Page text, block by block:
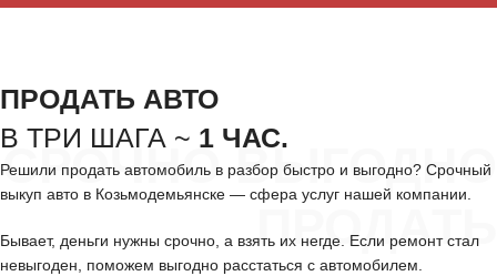
СРОЧНО ВЫГОДНО
ПРОДАТЬ
ПРОДАТЬ АВТО
В ТРИ ШАГА ~ 1 ЧАС.
Решили продать автомобиль в разбор быстро и выгодно? Срочный
выкуп авто в Козьмодемьянске — сфера услуг нашей компании.
Бывает, деньги нужны срочно, а взять их негде. Если ремонт стал
невыгоден, поможем выгодно расстаться с автомобилем.